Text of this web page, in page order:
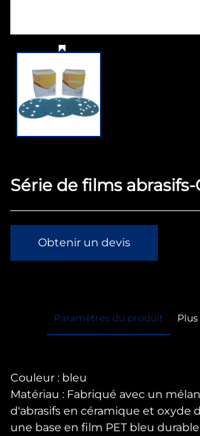
Série de films abrasifs-
Obtenir un devis
Paramètres du produit
Couleur : bleu
Matériau : Fabriqué avec un
d'abrasifs en céramique et oxyde
une base en film PET bleu